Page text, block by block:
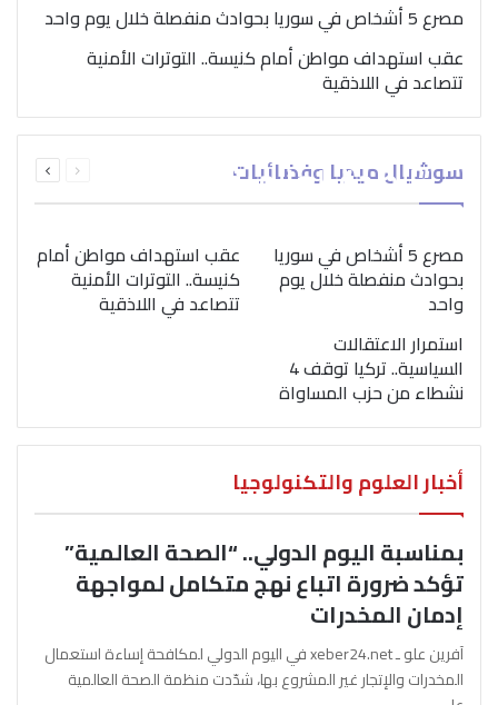
مصرع 5 أشخاص في سوريا بحوادث منفصلة خلال يوم واحد
عقب استهداف مواطن أمام كنيسة.. التوترات الأمنية
تتصاعد في اللاذقية
سوشيال ميديا وفضائيات الصفحةالصفحة
بمناسبة اليوم الدولي..
“الصحة العالمية” تؤكد
ضرورة اتباع نهج متكامل
لمواجهة إدمان المخدرات
مصرع 5 أشخاص في سوريا
بحوادث منفصلة خلال يوم
واحد
عقب استهداف مواطن أمام
كنيسة.. التوترات الأمنية
تتصاعد في اللاذقية
استمرار الاعتقالات
السياسية.. تركيا توقف 4
نشطاء من حزب المساواة
أخبار العلوم والتكنولوجيا
بمناسبة اليوم الدولي.. “الصحة العالمية”
تؤكد ضرورة اتباع نهج متكامل لمواجهة
إدمان المخدرات
آفرين علو ـ xeber24.net في اليوم الدولي لمكافحة إساءة استعمال
المخدرات والإتجار غير المشروع بها، شدّدت منظمة الصحة العالمية